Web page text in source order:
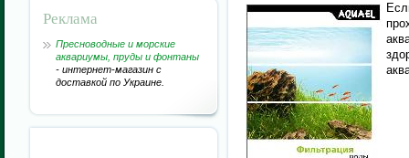
Реклама
Пресноводные и морские
аквариумы, пруды и фонтаны
- интернет-магазин с
доставкой по Украине.